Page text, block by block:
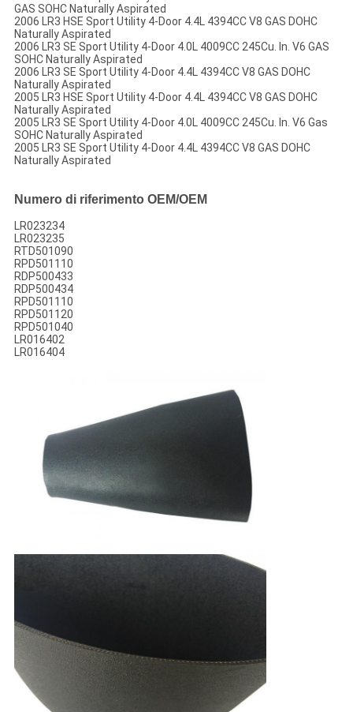
GAS SOHC Naturally Aspirated
2006 LR3 HSE Sport Utility 4-Door 4.4L 4394CC V8 GAS DOHC
Naturally Aspirated
2006 LR3 SE Sport Utility 4-Door 4.0L 4009CC 245Cu. In. V6 GAS
SOHC Naturally Aspirated
2006 LR3 SE Sport Utility 4-Door 4.4L 4394CC V8 GAS DOHC
Naturally Aspirated
2005 LR3 HSE Sport Utility 4-Door 4.4L 4394CC V8 GAS DOHC
Naturally Aspirated
2005 LR3 SE Sport Utility 4-Door 4.0L 4009CC 245Cu. In. V6 Gas
SOHC Naturally Aspirated
2005 LR3 SE Sport Utility 4-Door 4.4L 4394CC V8 GAS DOHC
Naturally Aspirated
Numero di riferimento OEM/OEM
LR023234
LR023235
RTD501090
RPD501110
RDP500433
RDP500434
RPD501110
RPD501120
RPD501040
LR016402
LR016404